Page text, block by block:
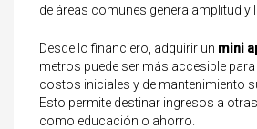
de áreas comunes genera amplitud y
Desde lo financiero, adquirir un mini
metros puede ser más accesible
costos iniciales y de mantenimiento
Esto permite destinar ingresos a
como educación o ahorro.